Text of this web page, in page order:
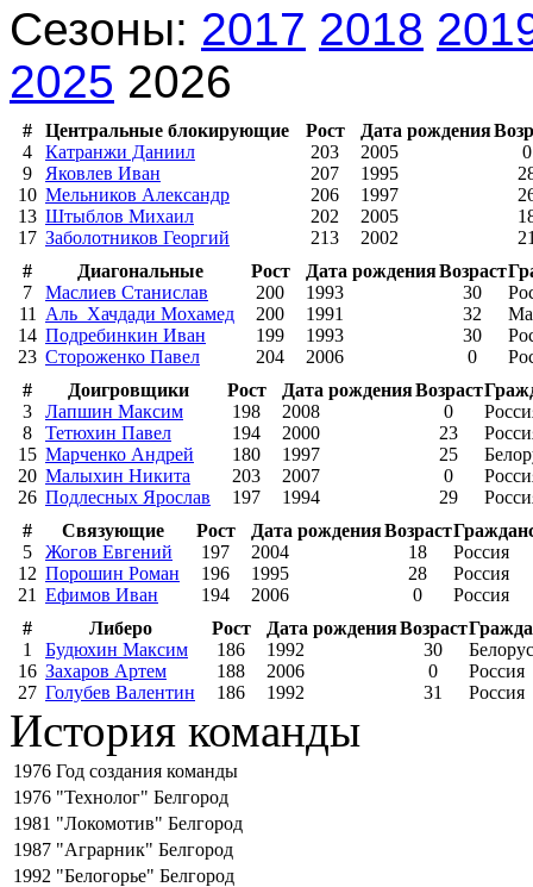
Сезоны: 2017 2018
2025 2026
# Центральные блокирующие Рост Дата рождения
4
Катранжи Даниил 203 2005
0
9
Яковлев Иван 207 1995
10 Мельников Александр 206 1997
13 Штыблов Михаил 202 2005
17 Заболотников Георгий 213 2002
#
Диагональные Рост Дата рожденияВозраст
7
Маслиев Станислав 200 1993 30
11
Аль_Хачдади Мохамед 200 1991 32
14 Подребинкин Иван 199 1993 30
23 Стороженко Павел 204 2006 0
#
Доигровщики Рост Дата рожденияВозраст
3
Лапшин Максим 198 2008 0
8
Тетюхин Павел 194 2000 23
15 Марченко Андрей 180 1997 25
20 Малыхин Никита 203 2007 0
26 Подлесных Ярослав 197 1994 29
#
Связующие Рост Дата рожденияВозраст
5
Жогов Евгений 197 2004 18
Россия
12 Порошин Роман 196 1995 28
Россия
21 Ефимов Иван 194 2006 0
Россия
#
Либеро Рост Дата рожденияВозраст
1
Будюхин Максим 186 1992 30
16 Захаров Артем 188 2006 0
Россия
27 Голубев Валентин 186 1992 31 Россия
История команды
1976 Год создания команды
1976 "Технолог" Белгород
1981 "Локомотив" Белгород
1987 "Аграрник" Белгород
1992 "Белогорье" Белгород